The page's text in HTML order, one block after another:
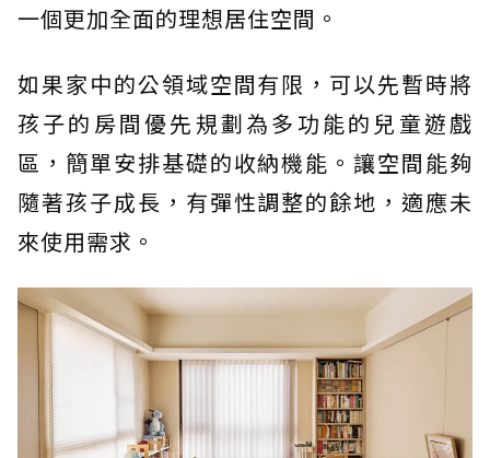
一個更加全面的理想居住空間。
如果家中的公領域空間有限，可以先暫時將
孩子的房間優先規劃為多功能的兒童遊戲
區，簡單安排基礎的收納機能。讓空間能夠
隨著孩子成長，有彈性調整的餘地，適應未
來使用需求。